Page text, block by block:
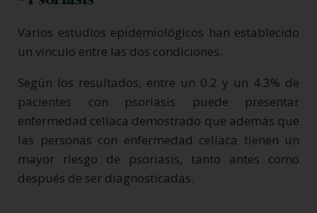
Varios estudios epidemiológicos han establecido
un vínculo entre las dos condiciones.
Según los resultados, entre un 0.2 y un 4.3% de
pacientes con psoriasis puede presentar
enfermedad celíaca demostrado que además que
las personas con enfermedad celíaca tienen un
mayor riesgo de psoriasis, tanto antes como
después de ser diagnosticadas.